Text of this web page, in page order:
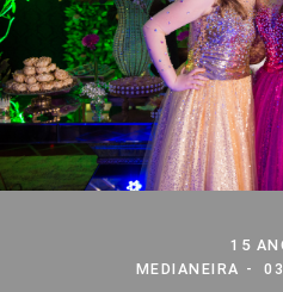
15
MEDIANEIRA